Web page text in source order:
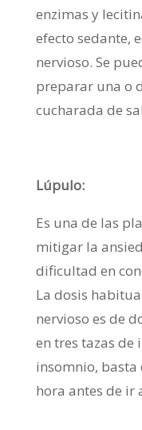
enzimas y
efecto sedante,
nervioso. Se
preparar una o
cucharada de
Lúpulo:
Es una de las
mitigar la
dificultad en
La dosis
nervioso es de
en tres tazas de
insomnio, basta
hora antes de ir